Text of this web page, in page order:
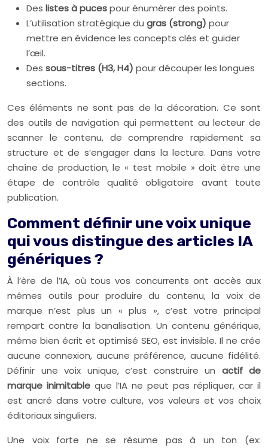
Des listes à pucespour énumérer des points.
L’utilisation stratégique du gras (strong) pour
mettre en évidence les concepts clés et guider
l’œil.
Des sous-titres (H3, H4) pour découper les longues
sections.
Ces éléments ne sont pas de la décoration. Ce sont
des outils de navigation qui permettent au lecteur de
scanner le contenu, de comprendre rapidement sa
structure et de s’engager dans la lecture. Dans votre
chaîne de production, le « test mobile » doit être une
étape de contrôle qualité obligatoire avant toute
publication.
Comment définir une voix unique
qui vous distingue des articles IA
génériques ?
À l’ère de l’IA, où tous vos concurrents ont accès aux
mêmes outils pour produire du contenu, la voix de
marque n’est plus un « plus », c’est votre principal
rempart contre la banalisation. Un contenu générique,
même bien écrit et optimisé SEO, est invisible. Il ne crée
aucune connexion, aucune préférence, aucune fidélité.
Définir une voix unique, c’est construire un actif de
marque inimitable que l’IA ne peut pas répliquer, car il
est ancré dans votre culture, vos valeurs et vos choix
éditoriaux singuliers.
Une voix forte ne se résume pas à un ton (ex: